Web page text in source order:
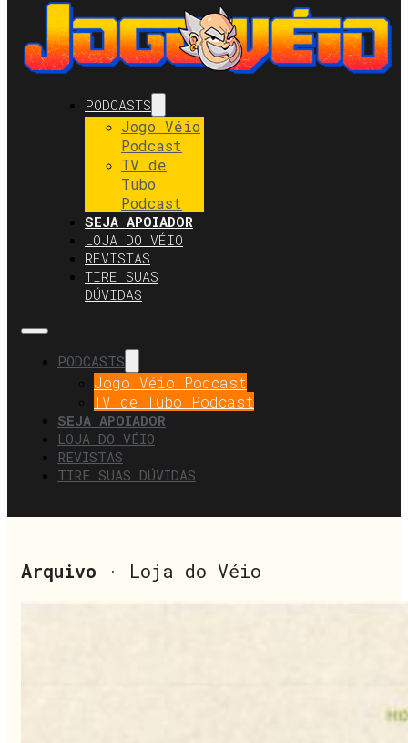
PODCASTS
Jogo Véio
Podcast
TV de
Tubo
Podcast
SEJA APOIADOR
LOJA DO VÉIO
REVISTAS
TIRE SUAS
DÚVIDAS
PODCASTS
Jogo Véio Podcast
TV de Tubo Podcast
SEJA APOIADOR
LOJA DO VÉIO
REVISTAS
TIRE SUAS DÚVIDAS
Arquivo · Loja do Véio